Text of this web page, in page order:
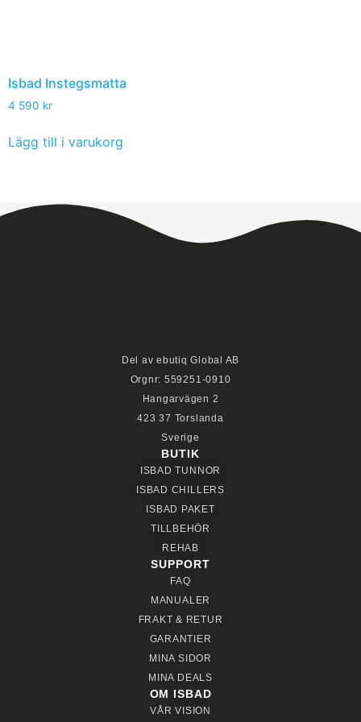
Isbad Instegsmatta
4 590 kr
Lägg till i varukorg
Del av ebutiq Global AB
Orgnr: 559251-0910
Hangarvägen 2
423 37 Torslanda
Sverige
BUTIK
ISBAD TUNNOR
ISBAD CHILLERS
ISBAD PAKET
TILLBEHÖR
REHAB
SUPPORT
FAQ
MANUALER
FRAKT & RETUR
GARANTIER
MINA SIDOR
MINA DEALS
OM ISBAD
VÅR VISION